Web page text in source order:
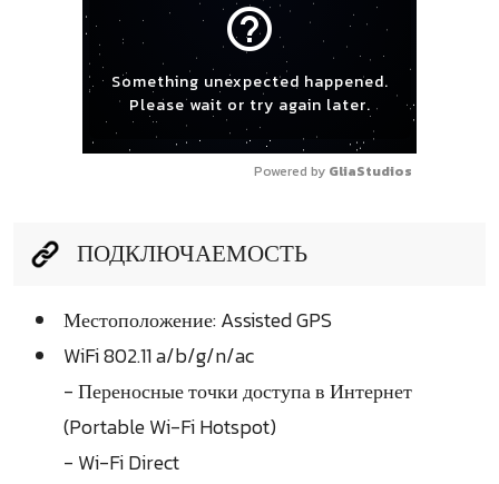
help_outline
Something unexpected happened.
Please wait or try again later.
Powered by GliaStudios
ПОДКЛЮЧАЕМОСТЬ
Местоположение: Assisted GPS
WiFi 802.11 a/b/g/n/ac
- Переносные точки доступа в Интернет
(Portable Wi-Fi Hotspot)
- Wi-Fi Direct